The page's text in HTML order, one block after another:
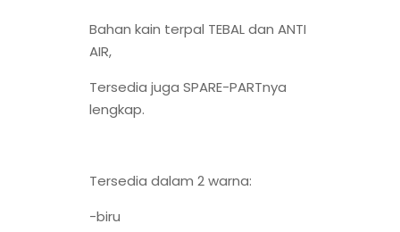
Bahan kain terpal TEBAL dan ANTI
AIR,
Tersedia juga SPARE-PARTnya
lengkap.
Tersedia dalam 2 warna:
-biru